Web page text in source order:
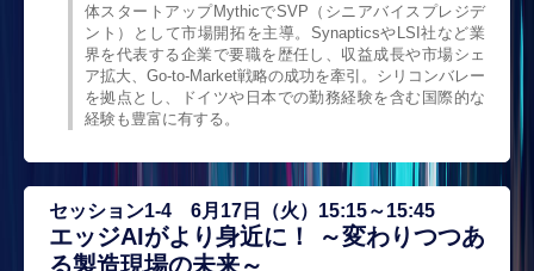
体スタートアップMythicでSVP（シニアバイスプレジデ
ント）として市場開拓を主導。SynapticsやLSI社など業
界を代表する企業で要職を歴任し、収益成長や市場シェ
ア拡大、Go-to-Market戦略の成功を牽引。シリコンバレー
を拠点とし、ドイツや日本での勤務経験を含む国際的な
経験も豊富に有する。
セッション1-4 6月17日（火）15:15～15:45
エッジAIがより身近に！ ～変わりつつあ
る製造現場の未来～